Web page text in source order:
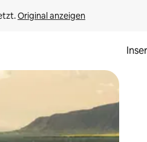
Original anzeigen